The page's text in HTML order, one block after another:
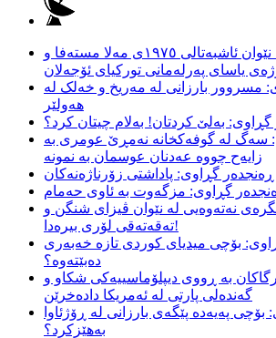
ڕەنجدەر گڕاوی: لە نێوان ئاشبەتالی ١٩٧٥ی مەلا مستەفا و
یاسای پەرلەمانی تورکیای ئۆجەلان
مسروور بارزانی لە مەریخ و خەلک لە
هەولێر
گڕاوی: بەلێ کردتان! بەلام چیتان کرد؟
سەگ لە گوفەکخانە نەمڕێ عومری بە
زایەح چووە عەدنان عوسمان بە نمونە
ڕەنجدەر گڕاوی: پاداشتی زۆرناژەنەکان
گڕاوی: مزگەوت بە ئاوی حەمام
نەتەوەیی لە نێوان ڤیزای شنگن و
تەقەتەقی لۆری بیرەدا!
بۆچی میدیای کوردی تازە خەبەری
دەبێتەوە؟
بە ڕووی دیپلۆماسییەکی شکاو و
گەندەلی پارتی لە ئەمریکا دادەخرێن
پەیەدە پێگەی بارزانی لە ڕۆژئاوا
بەهێزکرد؟